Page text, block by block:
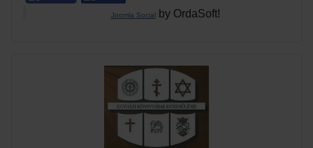
Joomla Socialby OrdaSoft!